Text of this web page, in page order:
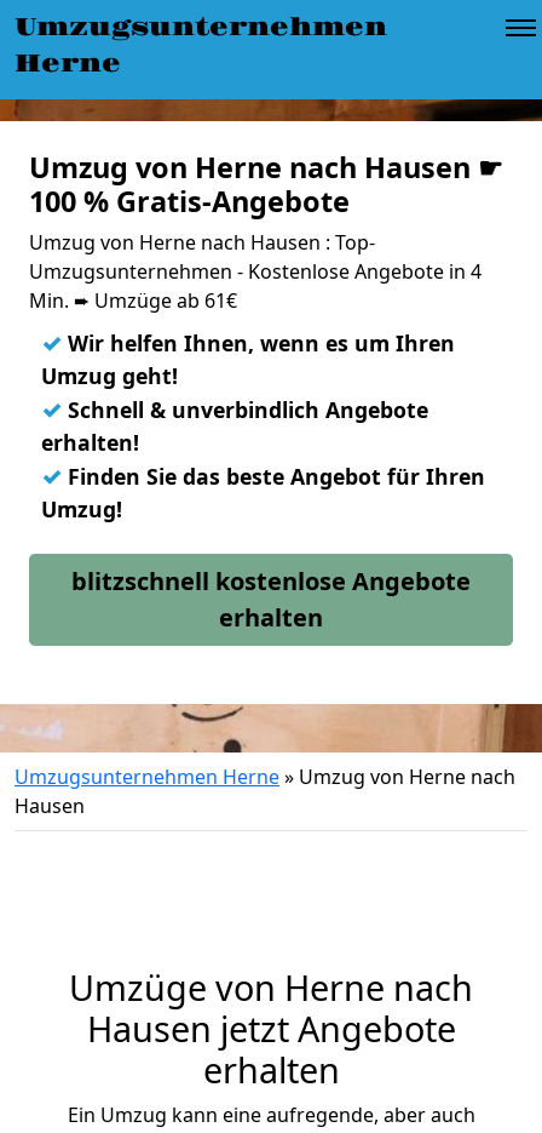
Umzugsunternehmen
Herne
Umzug von Herne nach Hausen ☛
100 % Gratis-Angebote
Umzug von Herne nach Hausen : Top-
Umzugsunternehmen - Kostenlose Angebote in 4
Min. ➨ Umzüge ab 61€
✓ Wir helfen Ihnen, wenn es um Ihren
Umzug geht!
✓ Schnell & unverbindlich Angebote
erhalten!
✓ Finden Sie das beste Angebot für Ihren
Umzug!
blitzschnell kostenlose Angebote
erhalten
Umzugsunternehmen Herne» Umzug von Herne nach
Hausen
Umzüge von Herne nach
Hausen jetzt Angebote
erhalten
Ein Umzug kann eine aufregende, aber auch